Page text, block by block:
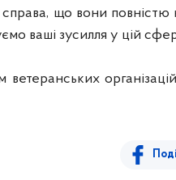
справа, що вони
ваші зусилля у цій